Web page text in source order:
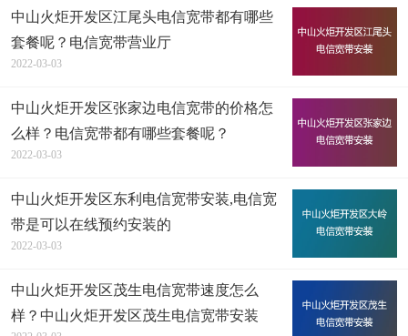
中山火炬开发区江尾头电信宽带都有哪些
套餐呢？电信宽带营业厅
2022-03-03
中山火炬开发区张家边电信宽带的价格怎
么样？电信宽带都有哪些套餐呢？
2022-03-03
中山火炬开发区东利电信宽带安装,电信宽
带是可以在线预约安装的
2022-03-03
中山火炬开发区茂生电信宽带速度怎么
样？中山火炬开发区茂生电信宽带安装